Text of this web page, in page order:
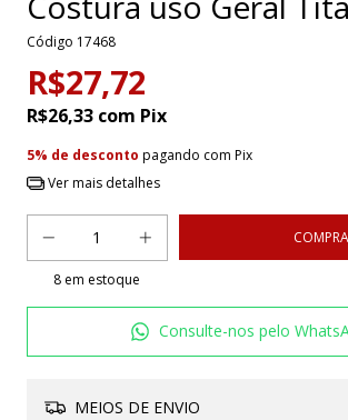
Código 17468
R$27,72
R$26,33 com Pix
5% de desconto pagando com Pix
Ver mais detalhes
8 em estoque
Consulte-nos pelo
MEIOS DE ENVIO